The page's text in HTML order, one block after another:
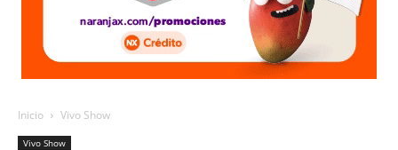
Inicio Vivo Show
Vivo Show